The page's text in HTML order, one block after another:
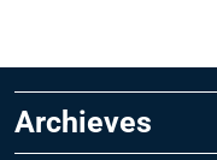
Archieves